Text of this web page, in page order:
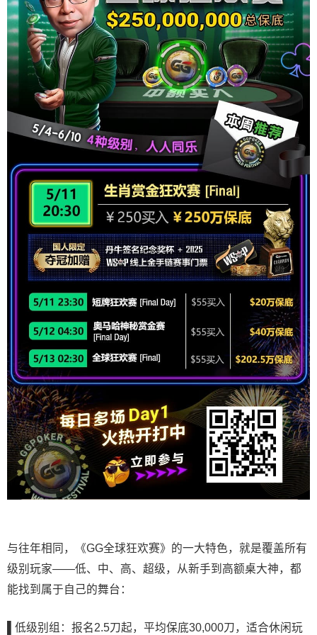
与往年相同，《GG全球狂欢赛》的一大特色，就是覆盖所有
级别玩家——低、中、高、超级，从新手到高额桌大神，都
能找到属于自己的舞台：
▌低级别组：报名2.5刀起，平均保底30,000刀，适合休闲玩